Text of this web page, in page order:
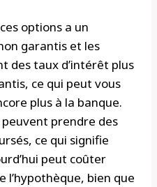
options a un
garantis et les
des taux d’intérêt plus
ce qui peut vous
plus à la banque.
prendre des
ce qui signifie
peut coûter
l’hypothèque, bien que